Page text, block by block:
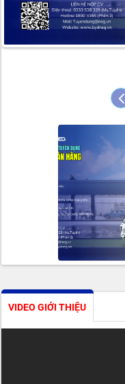
VIDEO GIỚI THIỆU